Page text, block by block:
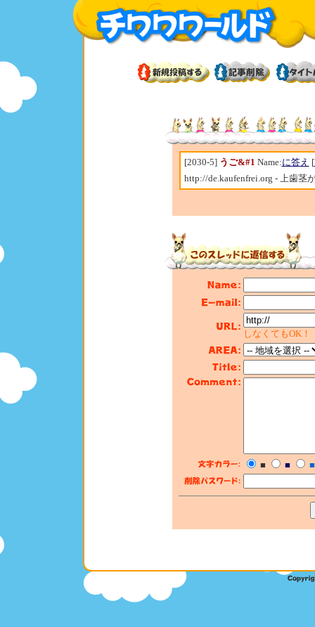
[2030-5] うご&#1 Name:に答え [
http://de.kaufenfrei.org - 上歯茎
しなくてもOK！
■ ■ ■